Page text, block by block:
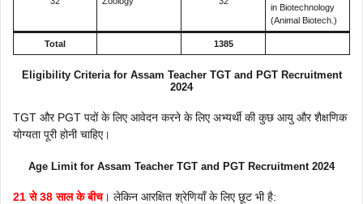
in Biotechnology
(Animal Biotech.)
Total 1385
Eligibility Criteria for Assam Teacher TGT and PGT Recruitment
2024
TGT और PGT पदों के लिए आवेदन करने के लिए अभ्यर्थी की कुछ आयु और शैक्षणिक
योग्यता पूरी होनी चाहिए।
Age Limit for Assam Teacher TGT and PGT Recruitment 2024
21 से 38 साल के बीच। लेकिन आरक्षित श्रेणियाँ के लिए छूट भी है: